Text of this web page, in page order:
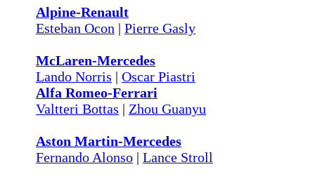
Alpine-Renault
Esteban Ocon | Pierre Gasly
McLaren-Mercedes
Lando Norris | Oscar Piastri
Alfa Romeo-Ferrari
Valtteri Bottas | Zhou Guanyu
Aston Martin-Mercedes
Fernando Alonso | Lance Stroll